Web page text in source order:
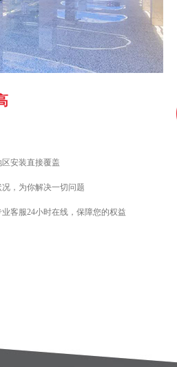
安装直接覆盖
，为你解决一切问题
客服24小时在线，保障您的权益